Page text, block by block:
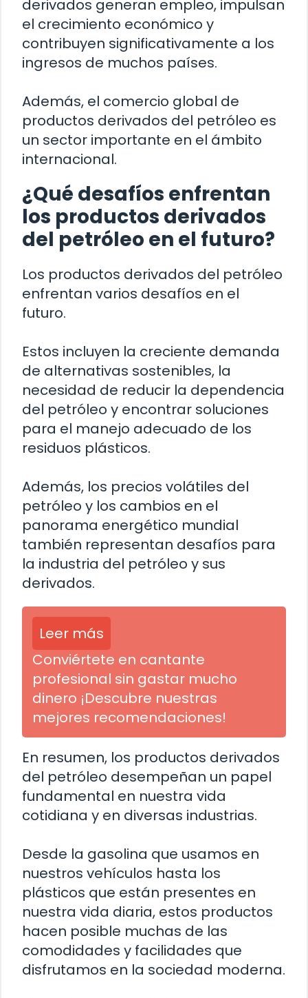
derivados generan empleo, impulsan
el crecimiento económico y
contribuyen significativamente a los
ingresos de muchos países.
Además, el comercio global de
productos derivados del petróleo es
un sector importante en el ámbito
internacional.
¿Qué desafíos enfrentan
los productos derivados
del petróleo en el futuro?
Los productos derivados del petróleo
enfrentan varios desafíos en el
futuro.
Estos incluyen la creciente demanda
de alternativas sostenibles, la
necesidad de reducir la dependencia
del petróleo y encontrar soluciones
para el manejo adecuado de los
residuos plásticos.
Además, los precios volátiles del
petróleo y los cambios en el
panorama energético mundial
también representan desafíos para
la industria del petróleo y sus
derivados.
Leer más
Conviértete en cantante
profesional sin gastar mucho
dinero ¡Descubre nuestras
mejores recomendaciones!
En resumen, los productos derivados
del petróleo desempeñan un papel
fundamental en nuestra vida
cotidiana y en diversas industrias.
Desde la gasolina que usamos en
nuestros vehículos hasta los
plásticos que están presentes en
nuestra vida diaria, estos productos
hacen posible muchas de las
comodidades y facilidades que
disfrutamos en la sociedad moderna.